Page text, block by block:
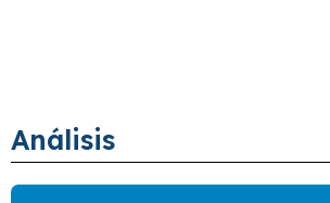
Análisis